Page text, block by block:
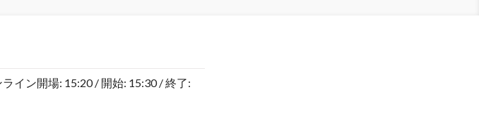
イン開場: 15:20 / 開始: 15:30 / 終了: